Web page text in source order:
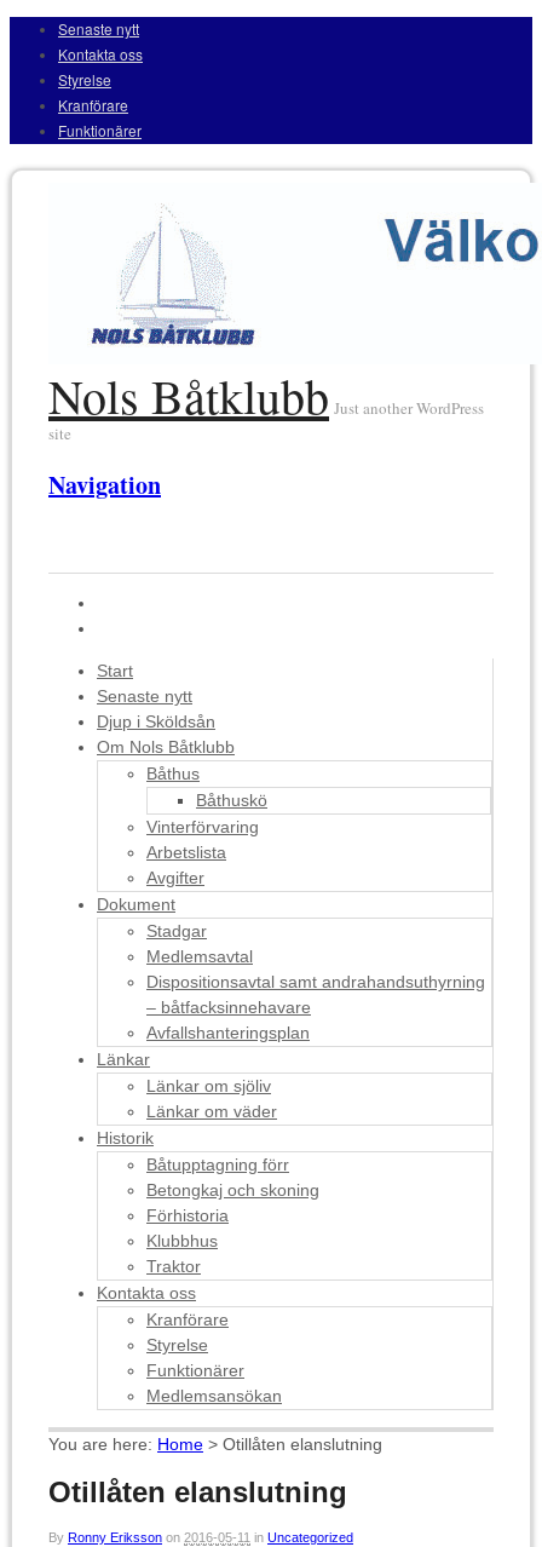
Senaste nytt
Kontakta oss
Styrelse
Kranförare
Funktionärer
Nols Båtklubb Just another WordPress
site
Navigation
Start
Senaste nytt
Djup i Sköldsån
Om Nols Båtklubb
Båthus
Båthuskö
Vinterförvaring
Arbetslista
Avgifter
Dokument
Stadgar
Medlemsavtal
Dispositionsavtal samt andrahandsuthyrning
– båtfacksinnehavare
Avfallshanteringsplan
Länkar
Länkar om sjöliv
Länkar om väder
Historik
Båtupptagning förr
Betongkaj och skoning
Förhistoria
Klubbhus
Traktor
Kontakta oss
Kranförare
Styrelse
Funktionärer
Medlemsansökan
You are here: Home > Otillåten elanslutning
Otillåten elanslutning
By Ronny Eriksson on 2016-05-11 in Uncategorized